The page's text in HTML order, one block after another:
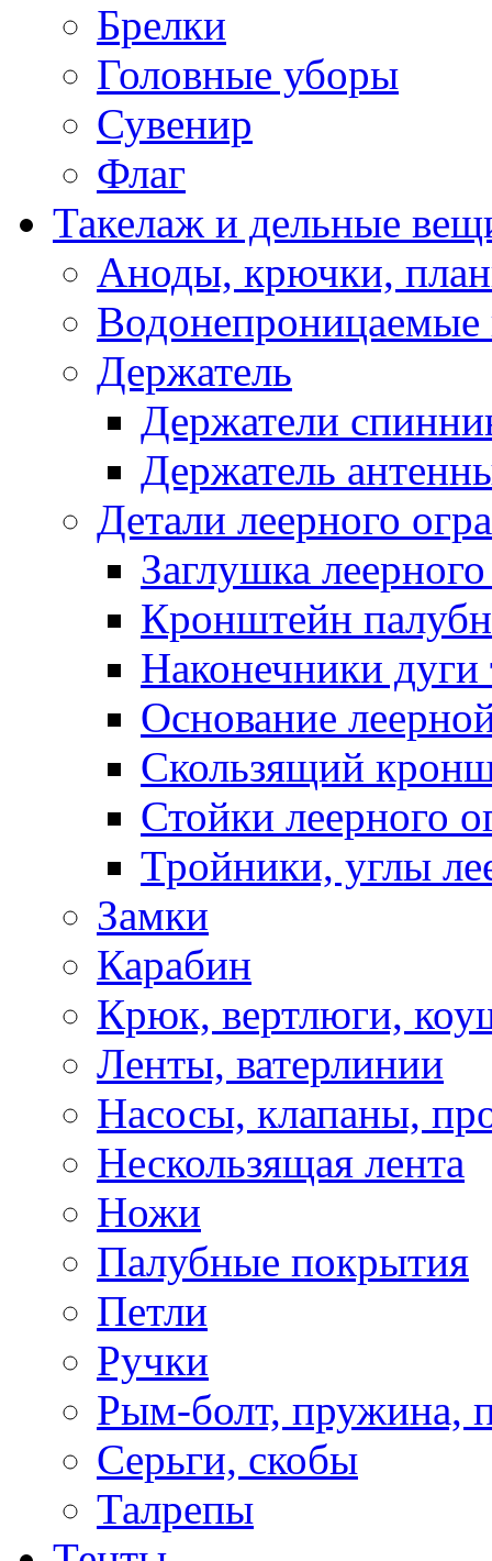
Брелки
Головные уборы
Сувенир
Флаг
Такелаж и дельные
Аноды, крючки,
Водонепроницаемые
Держатель
Держатели
Держатель
Детали леерного
Заглушка
Кронштейн
Наконечники дуги
Основание
Скользящий
Стойки леерного
Тройники, углы
Замки
Карабин
Крюк, вертлюги,
Ленты, ватерлинии
Насосы, клапаны,
Нескользящая лента
Ножи
Палубные покрытия
Петли
Ручки
Рым-болт, пружина,
Серьги, скобы
Талрепы